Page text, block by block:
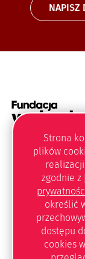
Strona
plików
realizacji
zgodnie z
określić
dostępu
cookies
NAPISZ